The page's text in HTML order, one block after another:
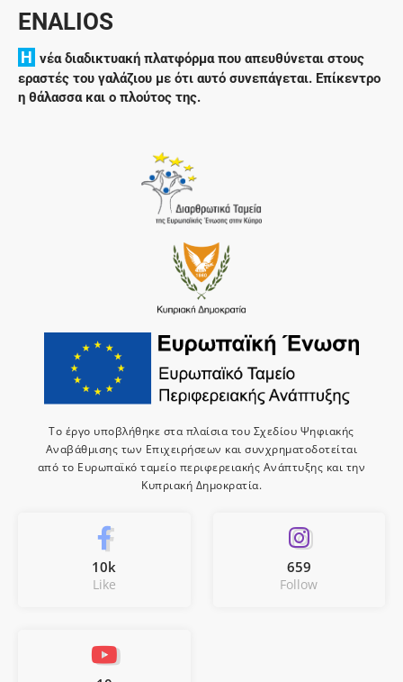
ENALIOS
H νέα διαδικτυακή πλατφόρμα που απευθύνεται στους
εραστές του γαλάζιου με ότι αυτό συνεπάγεται. Επίκεντρο
η θάλασσα και ο πλούτος της.
Το έργο υποβλήθηκε στα πλαίσια του Σχεδίου Ψηφιακής
Αναβάθμισης των Επιχειρήσεων και συνχρηματοδοτείται
από το Ευρωπαϊκό ταμείο περιφερειακής Ανάπτυξης και την
Κυπριακή Δημοκρατία.
10k
Like
659
Follow